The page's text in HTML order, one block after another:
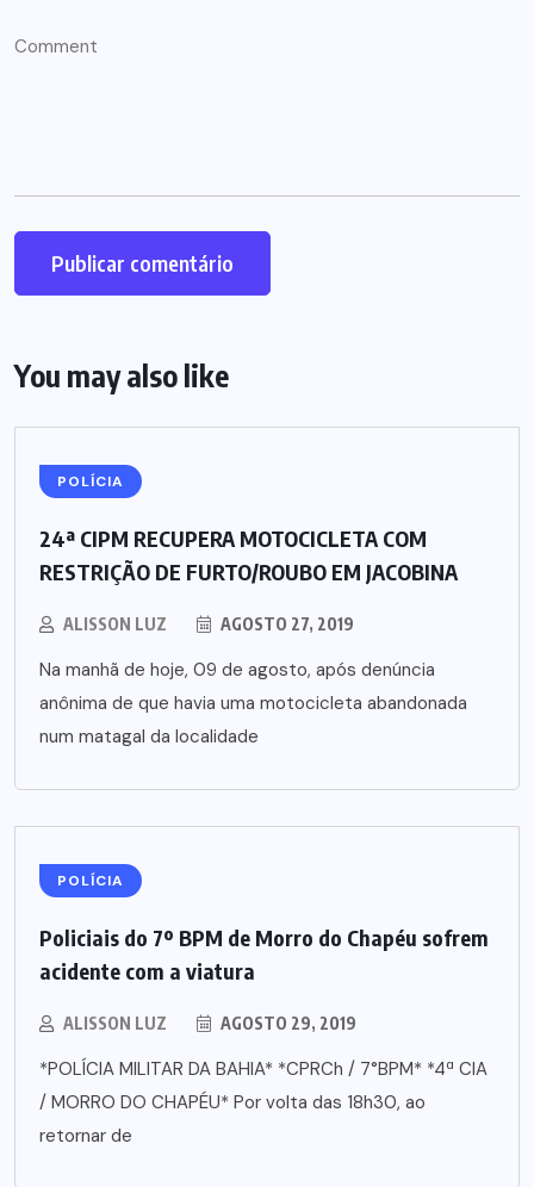
You may also like
POLÍCIA
24ª CIPM RECUPERA MOTOCICLETA COM
RESTRIÇÃO DE FURTO/ROUBO EM JACOBINA
ALISSON LUZ AGOSTO 27, 2019
Na manhã de hoje, 09 de agosto, após denúncia
anônima de que havia uma motocicleta abandonada
num matagal da localidade
POLÍCIA
Policiais do 7º BPM de Morro do Chapéu sofrem
acidente com a viatura
ALISSON LUZ AGOSTO 29, 2019
*POLÍCIA MILITAR DA BAHIA* *CPRCh / 7°BPM* *4ª CIA
/ MORRO DO CHAPÉU* Por volta das 18h30, ao
retornar de